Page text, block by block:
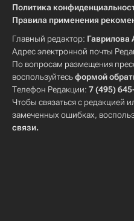
Политика
Правила применения
Главный редактор: Гаврилова
Адрес электронной почты
По вопросам размещения
воспользуйтесьформой
Телефон Редакции: 7 (495)
Чтобы связаться с редакцией
замеченных ошибках,
связи.